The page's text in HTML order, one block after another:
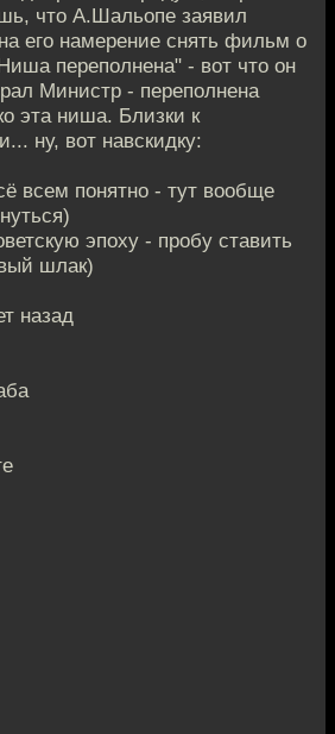
что А.Шальопе заявил
его намерение снять фильм о
переполнена" - вот что он
Министр - переполнена
эта ниша. Близки к
ну, вот навскидку:
всем понятно - тут вообще
эпоху - пробу ставить
шлак)
назад